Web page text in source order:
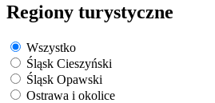
Regiony turystyczne
Wszystko
Śląsk Cieszyński
Śląsk Opawski
Ostrawa i okolice